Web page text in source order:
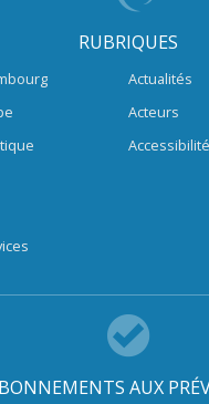
RUBRIQUES
Actualités
Acteurs
Accessibilité
AUX